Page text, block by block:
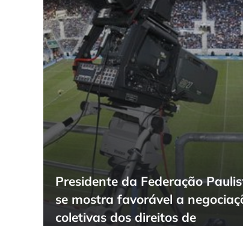
Presidente da Federação
se mostra favorável a
coletivas dos direitos de